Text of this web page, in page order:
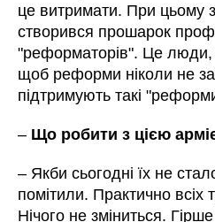
це витримати. При цьому
створився прошарок
"реформаторів". Це люди,
щоб реформи ніколи не
підтримують такі
– Що робити з цією
– Якби сьогодні їх не
помітили. Практично всіх
Нічого не зміниться.